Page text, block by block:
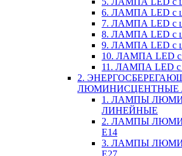
6. ЛАМПА LED c
7. ЛАМПА LED c
8. ЛАМПА LED c
9. ЛАМПА LED c
10. ЛАМПА LED c
11. ЛАМПА LED c
2.
ЛЮМИНИСЦЕНТНЫЕ
1. ЛАМПЫ
ЛИНЕЙНЫЕ
2. ЛАМПЫ
E14
3. ЛАМПЫ
E27